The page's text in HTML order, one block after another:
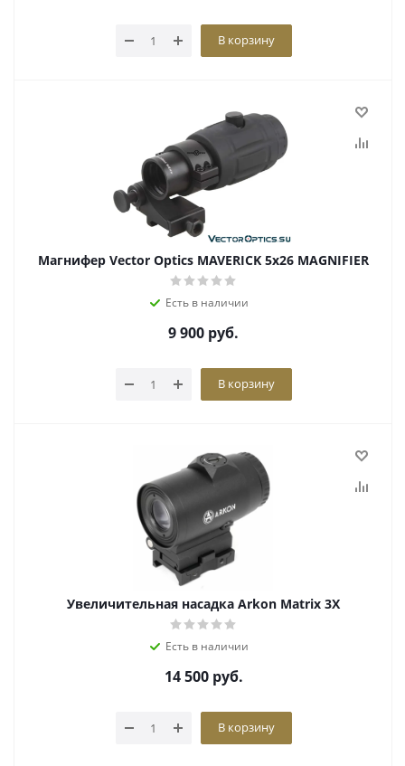
В корзину
Магнифер Vector Optics MAVERICK 5х26 MAGNIFIER
Есть в наличии
9 900 руб.
В корзину
Увеличительная насадка Arkon Matrix 3X
Есть в наличии
14 500руб.
В корзину